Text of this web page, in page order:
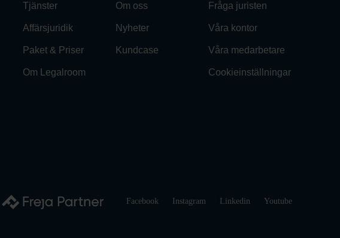
Tjänster
Affärsjuridik
Paket & Priser
Om Legalroom
Om oss
Nyheter
Kundcase
Fråga juristen
Våra kontor
Våra medarbetare
Cookieinställningar
Facebook Instagram Linkedin Youtube